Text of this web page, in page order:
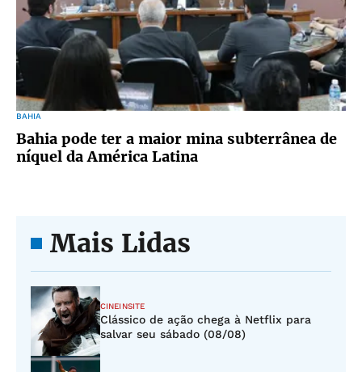
BAHIA
Bahia pode ter a maior mina subterrânea de
níquel da América Latina
Mais Lidas
CINEINSITE
Clássico de ação chega à Netflix para
salvar seu sábado (08/08)